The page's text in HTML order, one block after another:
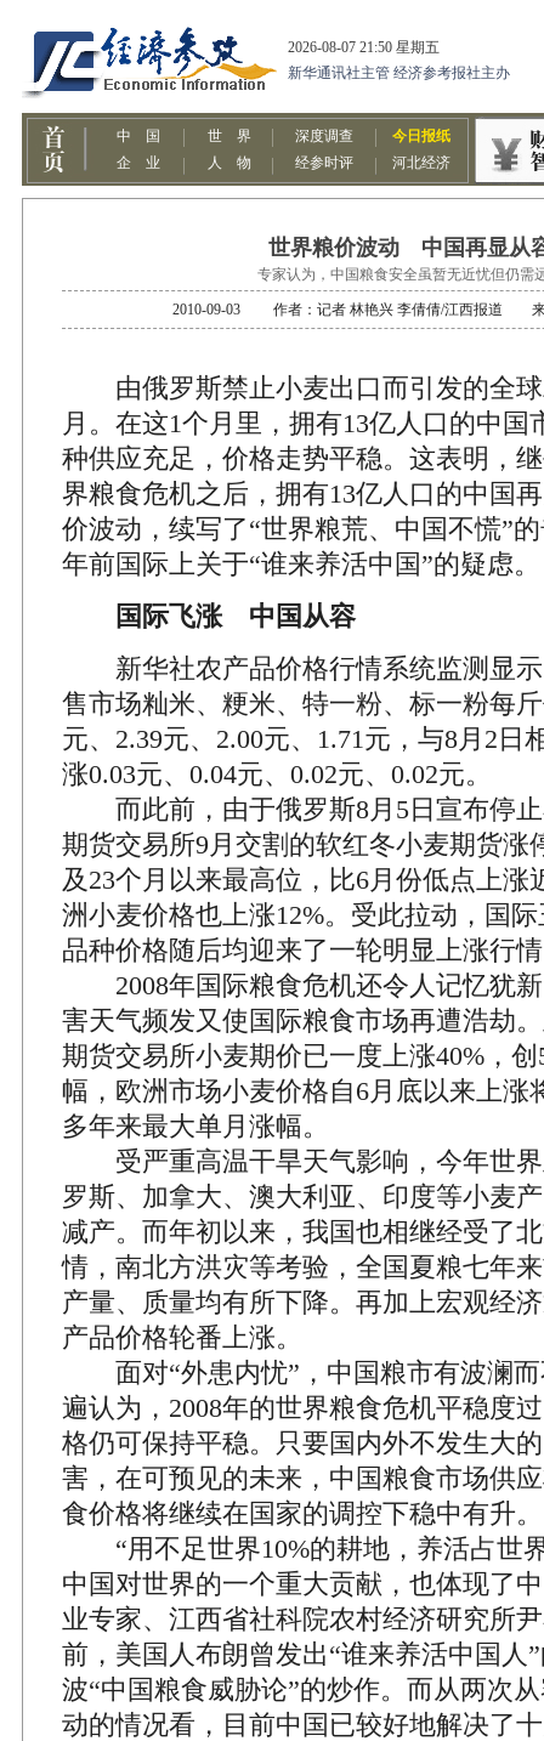
世界粮价波动 中国再显从
专家认为，中国粮食安全虽暂无近忧但仍需
2010-09-03 作者：记者 林艳兴 李倩倩/江西报道 来
由俄罗斯禁止小麦出口而引发的全球
月。在这1个月里，拥有13亿人口的中国
种供应充足，价格走势平稳。这表明，
界粮食危机之后，拥有13亿人口的中国
价波动，续写了“世界粮荒、中国不慌”
年前国际上关于“谁来养活中国”的疑虑。
国际飞涨 中国从容
新华社农产品价格行情系统监测显示
售市场籼米、粳米、特一粉、标一粉每
元、2.39元、2.00元、1.71元，与8月2日
涨0.03元、0.04元、0.02元、0.02元。
而此前，由于俄罗斯8月5日宣布停止
期货交易所9月交割的软红冬小麦期货涨
及23个月以来最高位，比6月份低点上涨
洲小麦价格也上涨12%。受此拉动，国
品种价格随后均迎来了一轮明显上涨行
2008年国际粮食危机还令人记忆犹新
害天气频发又使国际粮食市场再遭浩劫
期货交易所小麦期价已一度上涨40%，
幅，欧洲市场小麦价格自6月底以来上涨
多年来最大单月涨幅。
受严重高温干旱天气影响，今年世界
罗斯、加拿大、澳大利亚、印度等小麦
减产。而年初以来，我国也相继经受了
情，南北方洪灾等考验，全国夏粮七年
产量、质量均有所下降。再加上宏观经
产品价格轮番上涨。
面对“外患内忧”，中国粮市有波澜而
遍认为，2008年的世界粮食危机平稳度
格仍可保持平稳。只要国内外不发生大
害，在可预见的未来，中国粮食市场供
食价格将继续在国家的调控下稳中有升。
“用不足世界10%的耕地，养活占世
中国对世界的一个重大贡献，也体现了
业专家、江西省社科院农村经济研究所
前，美国人布朗曾发出“谁来养活中国人
波“中国粮食威胁论”的炒作。而从两次
动的情况看，目前中国已较好地解决了